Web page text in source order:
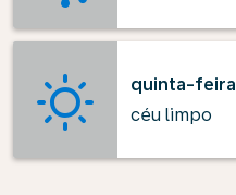
quinta-feira
céu limpo